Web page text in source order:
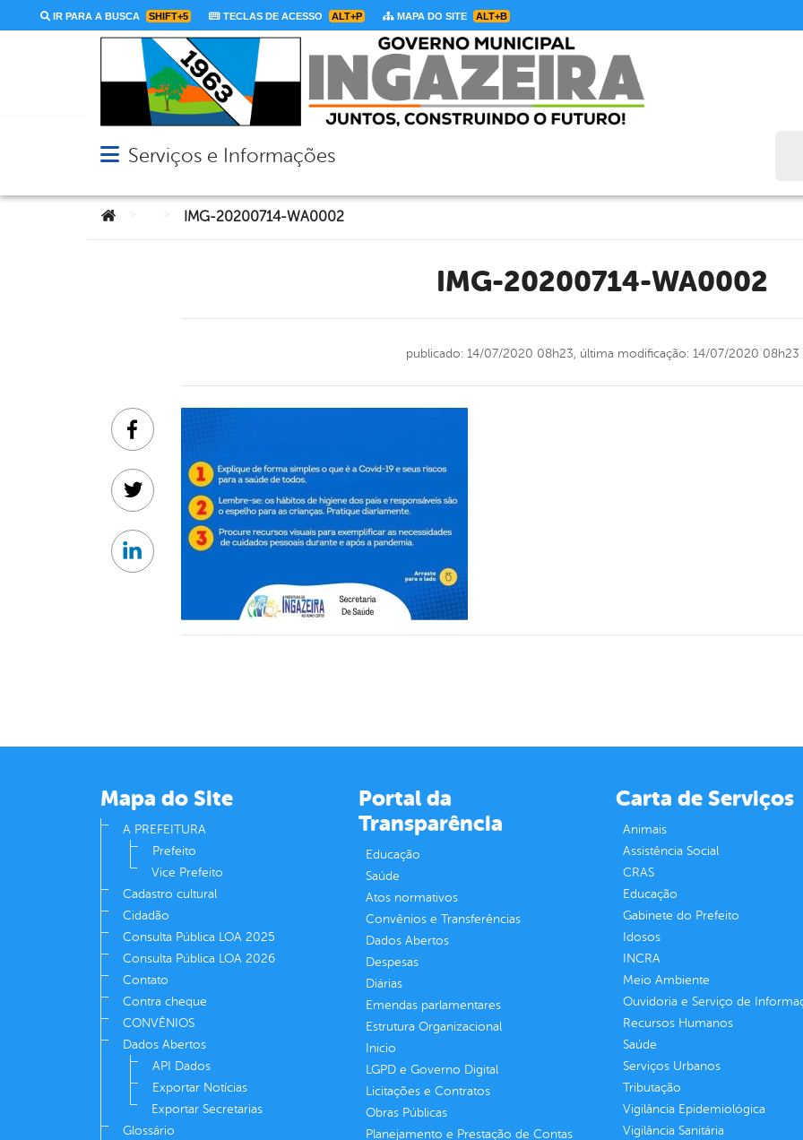
IR PARA A BUSCA SHIFT+5 TECLAS DE ACESSO ALT+P MAPA DO SITE ALT+B
Abrir menu principal de navegação
Serviços e Informações
Você está aqui:IMG-20200714-WA0002
IMG-20200714-WA0002
publicado: 14/07/2020 08h23, última modificação: 14/07/2020 08h23
Facebook
Twitter
Linkedin
Mapa do Site
A PREFEITURA
Prefeito
Vice Prefeito
Cadastro cultural
Cidadão
Consulta Pública LOA 2025
Consulta Pública LOA 2026
Contato
Contra cheque
CONVÊNIOS
Dados Abertos
API Dados
Exportar Notícias
Exportar Secretarias
Glossário
Portal da
Transparência
Educação
Saúde
Atos normativos
Convênios e Transferências
Dados Abertos
Despesas
Diárias
Emendas parlamentares
Estrutura Organizacional
Inicio
LGPD e Governo Digital
Licitações e Contratos
Obras Públicas
Planejamento e Prestação de Contas
Carta de Serviços
Animais
Assistência Social
CRAS
Educação
Gabinete do Prefeito
Idosos
INCRA
Meio Ambiente
Ouvidoria e Serviço de
Recursos Humanos
Saúde
Serviços Urbanos
Tributação
Vigilância Epidemiológica
Vigilância Sanitária